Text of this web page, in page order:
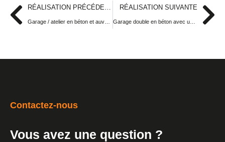
RÉALISATION PRÉCÉDENTE RÉALISATION SUIVANTE
Garage double en béton avec une porte de service
Contactez-nous
Vous avez une question ?